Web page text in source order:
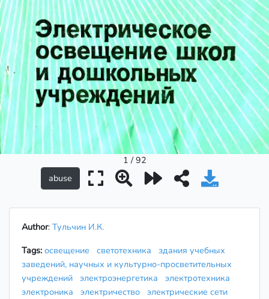
1 / 92
Author: Тульчин И.К.
Tags: освещение светотехника
здания учебных
заведений, научных и культурно-просветительных
учреждений электроэнергетика
электротехника
электроника
электричество электрические сети